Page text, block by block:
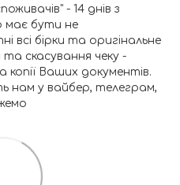
- 14 днів з
має бути не
всі бірки та оригінальне
скасування чеку -
копії Ваших документів.
нам у вайбер, телеграм,